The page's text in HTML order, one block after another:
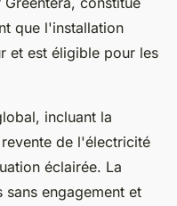
que l'installation
et est éligible pour les
incluant la
de l'électricité
éclairée. La
engagement et